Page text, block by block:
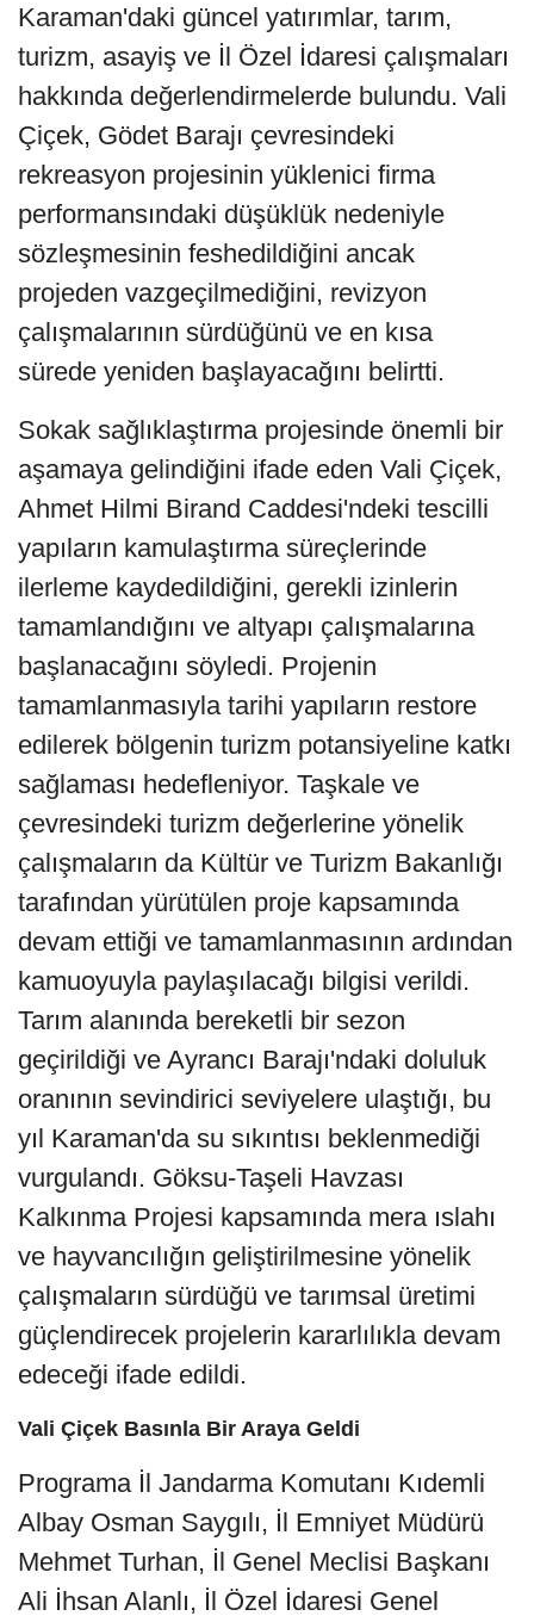
Karaman'daki güncel yatırımlar, tarım,
turizm, asayiş ve İl Özel İdaresi çalışmaları
hakkında değerlendirmelerde bulundu. Vali
Çiçek, Gödet Barajı çevresindeki
rekreasyon projesinin yüklenici firma
performansındaki düşüklük nedeniyle
sözleşmesinin feshedildiğini ancak
projeden vazgeçilmediğini, revizyon
çalışmalarının sürdüğünü ve en kısa
sürede yeniden başlayacağını belirtti.
Sokak sağlıklaştırma projesinde önemli bir
aşamaya gelindiğini ifade eden Vali Çiçek,
Ahmet Hilmi Birand Caddesi'ndeki tescilli
yapıların kamulaştırma süreçlerinde
ilerleme kaydedildiğini, gerekli izinlerin
tamamlandığını ve altyapı çalışmalarına
başlanacağını söyledi. Projenin
tamamlanmasıyla tarihi yapıların restore
edilerek bölgenin turizm potansiyeline katkı
sağlaması hedefleniyor. Taşkale ve
çevresindeki turizm değerlerine yönelik
çalışmaların da Kültür ve Turizm Bakanlığı
tarafından yürütülen proje kapsamında
devam ettiği ve tamamlanmasının ardından
kamuoyuyla paylaşılacağı bilgisi verildi.
Tarım alanında bereketli bir sezon
geçirildiği ve Ayrancı Barajı'ndaki doluluk
oranının sevindirici seviyelere ulaştığı, bu
yıl Karaman'da su sıkıntısı beklenmediği
vurgulandı. Göksu-Taşeli Havzası
Kalkınma Projesi kapsamında mera ıslahı
ve hayvancılığın geliştirilmesine yönelik
çalışmaların sürdüğü ve tarımsal üretimi
güçlendirecek projelerin kararlılıkla devam
edeceği ifade edildi.
Vali Çiçek Basınla Bir Araya Geldi
Programa İl Jandarma Komutanı Kıdemli
Albay Osman Saygılı, İl Emniyet Müdürü
Mehmet Turhan, İl Genel Meclisi Başkanı
Ali İhsan Alanlı, İl Özel İdaresi Genel